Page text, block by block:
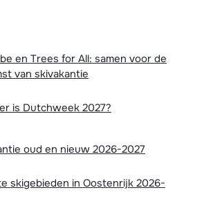
en Trees for All: samen voor de
van skivakantie
is Dutchweek 2027?
oud en nieuw 2026-2027
skigebieden in Oostenrijk 2026-